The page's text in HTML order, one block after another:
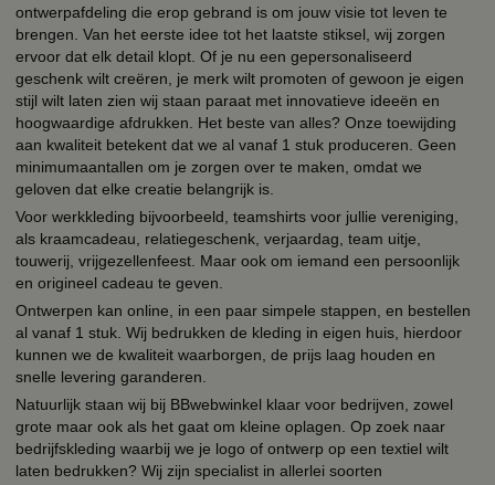
ontwerpafdeling die erop gebrand is om jouw visie tot leven te
brengen. Van het eerste idee tot het laatste stiksel, wij zorgen
ervoor dat elk detail klopt. Of je nu een gepersonaliseerd
geschenk wilt creëren, je merk wilt promoten of gewoon je eigen
stijl wilt laten zien wij staan paraat met innovatieve ideeën en
hoogwaardige afdrukken. Het beste van alles? Onze toewijding
aan kwaliteit betekent dat we al vanaf 1 stuk produceren. Geen
minimumaantallen om je zorgen over te maken, omdat we
geloven dat elke creatie belangrijk is.
Voor werkkleding bijvoorbeeld, teamshirts voor jullie vereniging,
als kraamcadeau, relatiegeschenk, verjaardag, team uitje,
touwerij, vrijgezellenfeest. Maar ook om iemand een persoonlijk
en origineel cadeau te geven.
Ontwerpen kan online, in een paar simpele stappen, en bestellen
al vanaf 1 stuk. Wij bedrukken de kleding in eigen huis, hierdoor
kunnen we de kwaliteit waarborgen, de prijs laag houden en
snelle levering garanderen.
Natuurlijk staan wij bij BBwebwinkel klaar voor bedrijven, zowel
grote maar ook als het gaat om kleine oplagen. Op zoek naar
bedrijfskleding waarbij we je logo of ontwerp op een textiel wilt
laten bedrukken? Wij zijn specialist in allerlei soorten